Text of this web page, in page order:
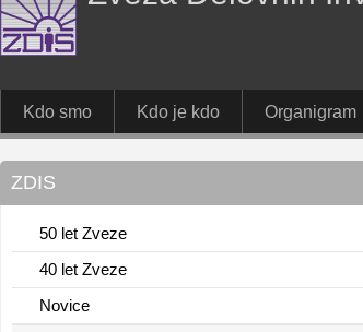
Kdo smo Kdo je kdo Organigram
ZDIS
50 let Zveze
40 let Zveze
Novice